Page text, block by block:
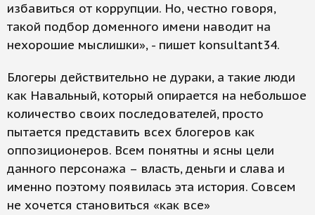
избавиться от коррупции. Но, честно говоря,
такой подбор доменного имени наводит на
нехорошие мыслишки», - пишет konsultant34.
Блогеры действительно не дураки, а такие люди
как Навальный, который опирается на небольшое
количество своих последователей, просто
пытается представить всех блогеров как
оппозиционеров. Всем понятны и ясны цели
данного персонажа – власть, деньги и слава и
именно поэтому появилась эта история. Совсем
не хочется становиться «как все»